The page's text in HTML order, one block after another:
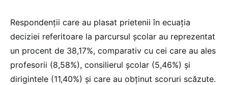
Respondenții care au plasat prietenii în ecuația
deciziei referitoare la parcursul școlar au reprezentat
un procent de 38,17%, comparativ cu cei care au ales
profesorii (8,58%), consilierul școlar (5,46%) și
dirigintele (11,40%) și care au obținut scoruri scăzute.